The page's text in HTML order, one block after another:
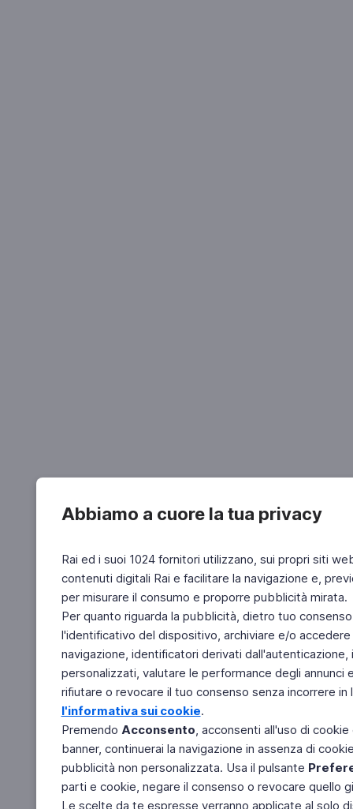
Abbiamo a cuore la tua privacy
Rai ed i suoi 1024 fornitori utilizzano, sui propri siti
contenuti digitali Rai e facilitare la navigazione e,
per misurare il consumo e proporre pubblicità mirata.
Per quanto riguarda la pubblicità, dietro tuo
l'identificativo del dispositivo, archiviare e/o
navigazione, identificatori derivati
personalizzati, valutare le performance degli
rifiutare o revocare il tuo consenso senza incorrere
l'informativa sui cookie.
Premendo Acconsento, acconsenti all'uso di
banner, continuerai la navigazione in assenza di
pubblicità non personalizzata. Usa il pulsante
parti e cookie, negare il consenso o revocare quello
Le scelte da te espresse verranno applicate al solo